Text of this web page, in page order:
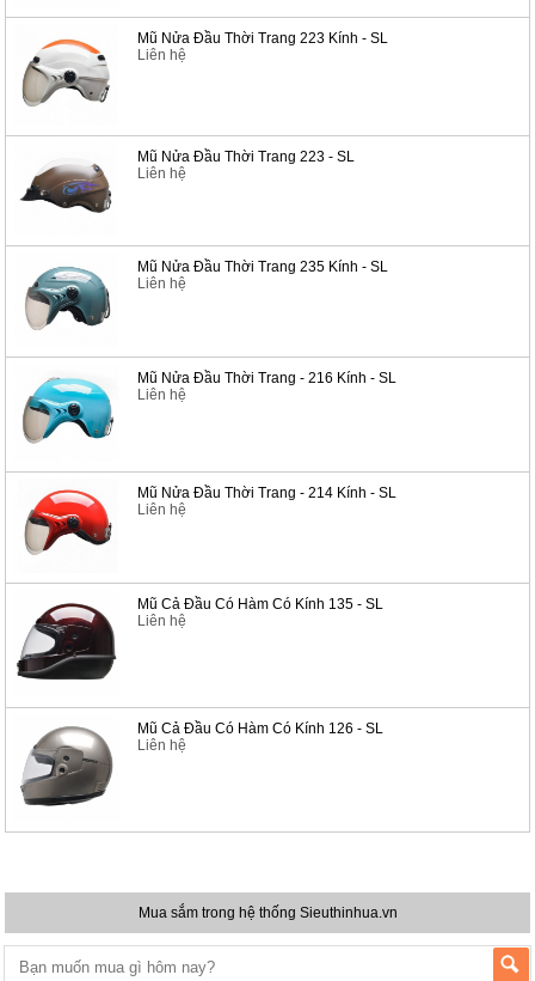
Mũ Nửa Đầu Thời Trang 223 Kính - SL
Liên hệ
Mũ Nửa Đầu Thời Trang 223 - SL
Liên hệ
Mũ Nửa Đầu Thời Trang 235 Kính - SL
Liên hệ
Mũ Nửa Đầu Thời Trang - 216 Kính - SL
Liên hệ
Mũ Nửa Đầu Thời Trang - 214 Kính - SL
Liên hệ
Mũ Cả Đầu Có Hàm Có Kính 135 - SL
Liên hệ
Mũ Cả Đầu Có Hàm Có Kính 126 - SL
Liên hệ
Mua sắm trong hệ thống Sieuthinhua.vn